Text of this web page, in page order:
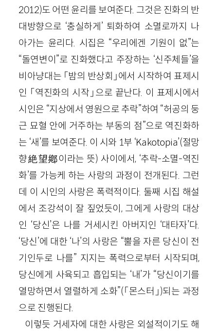
2012)도 어떤 윤리를 보여준다. 그것은 진화의 반
대방향으로 ‘충실하게’ 퇴화하여 소멸로까지 나
아가는 윤리다. 시집은 “우리에겐 기원이 없”는
“돌연변이”로 진화했다고 주장하는 ‘신주체들’을
비아냥대는 「밤의 반상회」에서 시작하여 표제시
인 「역진화의 시작」으로 끝난다. 이 표제시에서
시인은 “지상에서 영원으로 추락”하여 “허공의 둥
근 묘혈 안에 거주하는 부동의 점”으로 역진화하
는 ‘새’를 보여준다. 이 시와 1부 ‘Kakotopia’(절망
향絶望鄕이라는 뜻) 사이에서, ‘추락-소멸-역진
화’를 가능케 하는 사랑의 과정이 전개된다. 그런
데 이 시인의 사랑은 폭력적이다. 둘째 시집 해설
에서 조강석이 잘 짚었듯이, 그에게 사랑의 대상
인 ‘당신’은 나를 거세시킨 아버지인 ‘대타자’다.
‘당신’에 대한 ‘나’의 사랑은 “뿔을 자른 당신이 전
기인두로 나를” 지지는 폭력으로부터 시작되며,
당신에게 사육되고 흡입되는 ‘내’가 “당신이기를
열망하면서 열렬하게 소화”(「몬스터」)되는 과정
으로 진행된다.
이렇듯 거세자에 대한 사랑은 외설적이기도 해